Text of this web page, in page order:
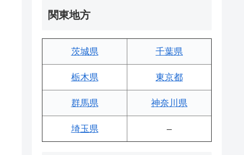
関東地方
茨城県 千葉県
栃木県 東京都
群馬県 神奈川県
埼玉県 –